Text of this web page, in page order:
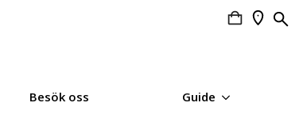
Besök oss Guide